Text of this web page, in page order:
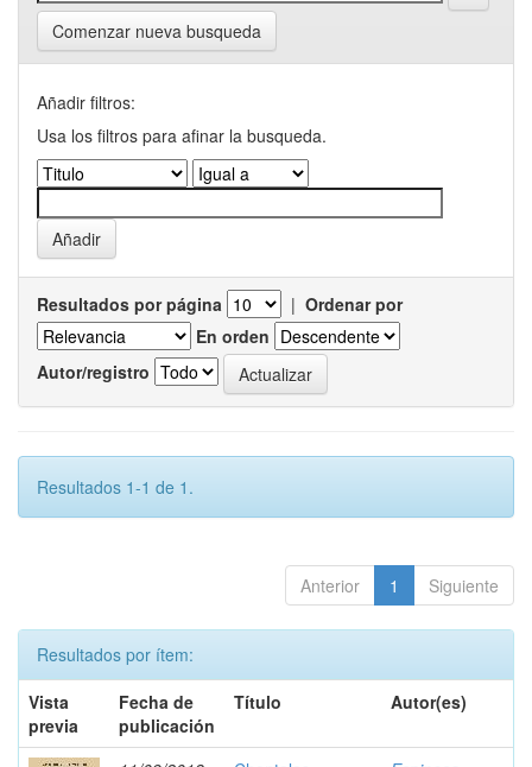
Comenzar nueva busqueda
Añadir filtros:
Usa los filtros para afinar la busqueda.
Resultados por página | Ordenar por
En orden
Autor/registro
Resultados 1-1 de 1.
Anterior 1 Siguiente
Resultados por ítem:
Vista
previa
Fecha de
publicación
Título Autor(es)